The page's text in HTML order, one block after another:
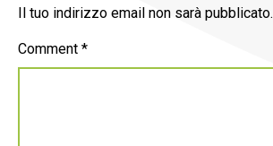
Il tuo indirizzo email non sarà pubblicato.
Comment *